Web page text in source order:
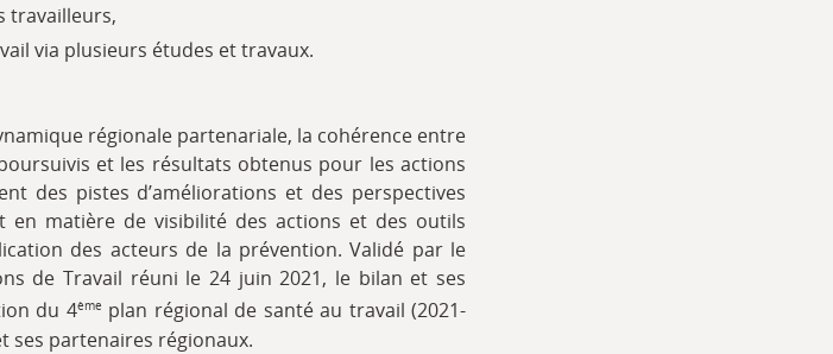
travailleurs,
via plusieurs études et travaux.
régionale partenariale, la cohérence entre
et les résultats obtenus pour les actions
des pistes d’améliorations et des perspectives
en matière de visibilité des actions et des outils
des acteurs de la prévention. Validé par le
de Travail réuni le 24 juin 2021, le bilan et ses
du 4ème plan régional de santé au travail (2021-
ses partenaires régionaux.